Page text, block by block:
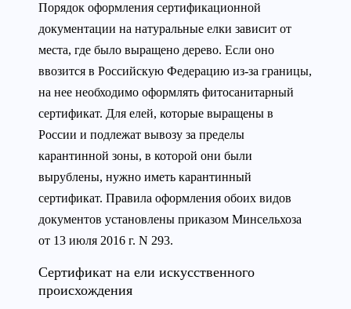
Порядок оформления сертификационной
документации на натуральные елки зависит от
места, где было выращено дерево. Если оно
ввозится в Российскую Федерацию из-за границы,
на нее необходимо оформлять фитосанитарный
сертификат. Для елей, которые выращены в
России и подлежат вывозу за пределы
карантинной зоны, в которой они были
вырублены, нужно иметь карантинный
сертификат. Правила оформления обоих видов
документов установлены приказом Минсельхоза
от 13 июля 2016 г. N 293.
Сертификат на ели искусственного
происхождения